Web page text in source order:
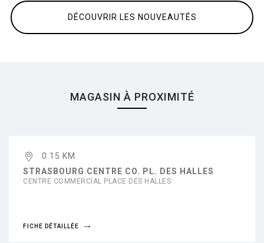
DÉCOUVRIR LES NOUVEAUTÉS
MAGASIN À PROXIMITÉ
0.15 KM
STRASBOURG CENTRE CO. PL. DES HALLES
CENTRE COMMERCIAL PLACE DES HALLES
FICHE DÉTAILLÉE